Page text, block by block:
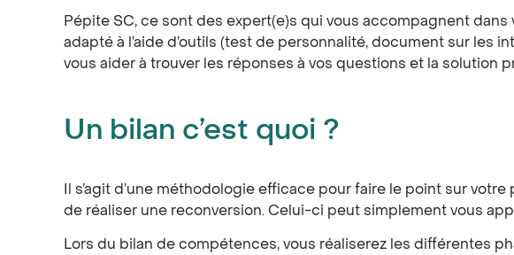
Pépite SC, ce sont des expert(e)s qui vous accompagnent
adapté à l’aide d’outils (test de personnalité, document sur
vous aider à trouver les réponses à vos questions et la
Un bilan c’est quoi ?
Il s’agit d’une méthodologie efficace pour faire le point sur
de réaliser une reconversion. Celui-ci peut simplement vous
Lors du bilan de compétences, vous réaliserez les différentes